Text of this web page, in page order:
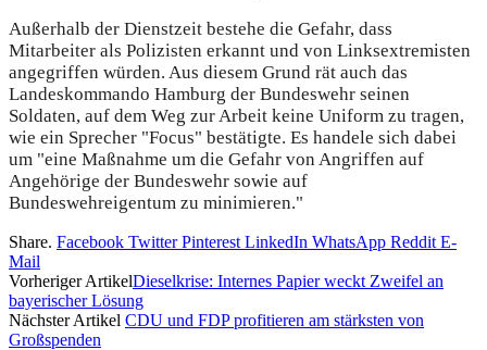
Außerhalb der Dienstzeit bestehe die Gefahr, dass
Mitarbeiter als Polizisten erkannt und von Linksextremisten
angegriffen würden. Aus diesem Grund rät auch das
Landeskommando Hamburg der Bundeswehr seinen
Soldaten, auf dem Weg zur Arbeit keine Uniform zu tragen,
wie ein Sprecher "Focus" bestätigte. Es handele sich dabei
um "eine Maßnahme um die Gefahr von Angriffen auf
Angehörige der Bundeswehr sowie auf
Bundeswehreigentum zu minimieren."
Share. Facebook Twitter Pinterest LinkedIn WhatsApp Reddit E-
Mail
Vorheriger ArtikelDieselkrise: Internes Papier weckt Zweifel an
bayerischer Lösung
Nächster Artikel CDU und FDP profitieren am stärksten von
Großspenden